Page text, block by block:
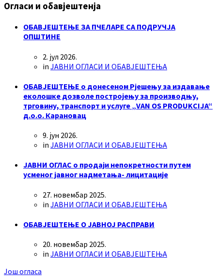
Огласи и обавјештенја
ОБАВЈЕШТЕЊЕ ЗА ПЧЕЛАРЕ СА ПОДРУЧЈА
ОПШТИНЕ
2. јул 2026.
in ЈАВНИ ОГЛАСИ И ОБАВЈЕШТЕЊА
ОБАВЈЕШТЕЊЕ о донесеном Рјешењу за издавање
еколошке дозволе постројењу за производњу,
трговину, транспорт и услуге „VAN OS PRODUKCIJA“
д.о.о. Карановац
9. јун 2026.
in ЈАВНИ ОГЛАСИ И ОБАВЈЕШТЕЊА
ЈАВНИ ОГЛАС о продаји непокретности путем
усменог јавног надметања- лицитације
27. новембар 2025.
in ЈАВНИ ОГЛАСИ И ОБАВЈЕШТЕЊА
ОБАВЈЕШТЕЊЕ О ЈАВНОЈ РАСПРАВИ
20. новембар 2025.
in ЈАВНИ ОГЛАСИ И ОБАВЈЕШТЕЊА
Још огласа